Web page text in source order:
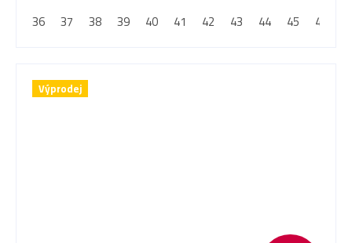
36
37 38 39 40 41 42 43 44 45 46
Výprodej